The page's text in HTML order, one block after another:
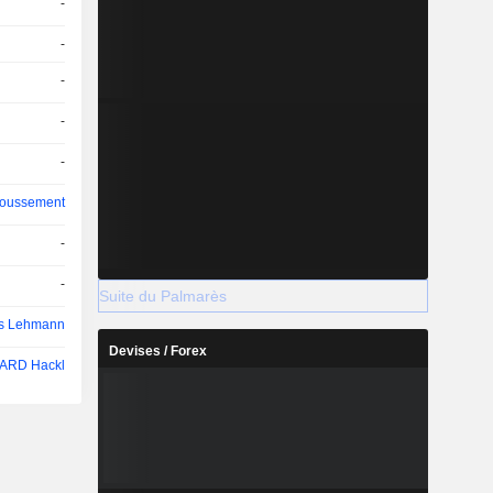
-
-
-
-
-
-
-
Lehmann
Hackl
Suite du Palmarès
Devises / Forex